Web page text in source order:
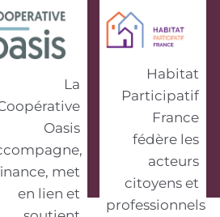
La
Oasis
met
en lien et
Habitat
Participatif
France
fédère les
acteurs
citoyens et
professionnels